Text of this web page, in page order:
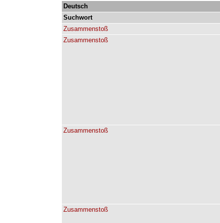
Deutsch
Suchwort
Zusammenstoß
Zusammenstoß
Zusammenstoß
Zusammenstoß